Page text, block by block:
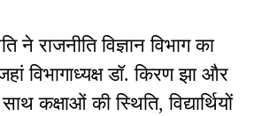
ने राजनीति विज्ञान विभाग का
विभागाध्यक्ष डॉ. किरण झा और
कक्षाओं की स्थिति, विद्यार्थियों